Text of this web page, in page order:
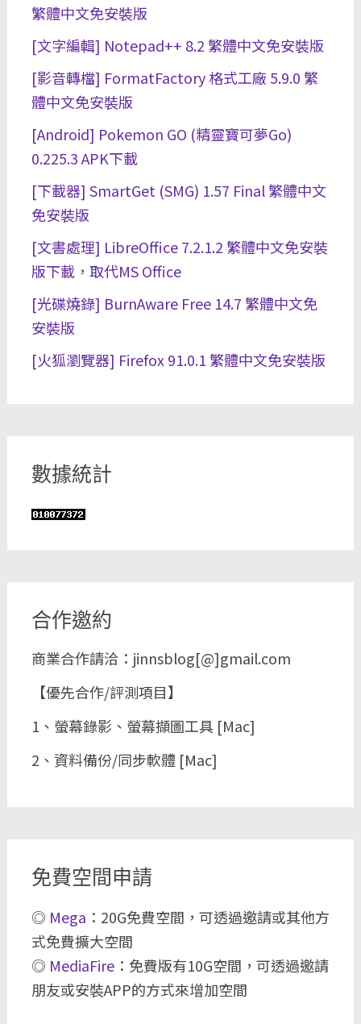
繁體中文免安裝版
[文字編輯] Notepad++ 8.2 繁體中文免安裝版
[影音轉檔] FormatFactory 格式工廠 5.9.0 繁
體中文免安裝版
[Android] Pokemon GO (精靈寶可夢Go)
0.225.3 APK下載
[下載器] SmartGet (SMG) 1.57 Final 繁體中文
免安裝版
[文書處理] LibreOffice 7.2.1.2 繁體中文免安裝
版下載，取代MS Office
[光碟燒錄] BurnAware Free 14.7 繁體中文免
安裝版
[火狐瀏覽器] Firefox 91.0.1 繁體中文免安裝版
數據統計
合作邀約
商業合作請洽：jinnsblog[@]gmail.com
【優先合作/評測項目】
1、螢幕錄影、螢幕擷圖工具 [Mac]
2、資料備份/同步軟體 [Mac]
免費空間申請
◎ Mega ：20G免費空間，可透過邀請或其他方
式免費擴大空間
◎ MediaFire：免費版有10G空間，可透過邀請
朋友或安裝APP的方式來增加空間